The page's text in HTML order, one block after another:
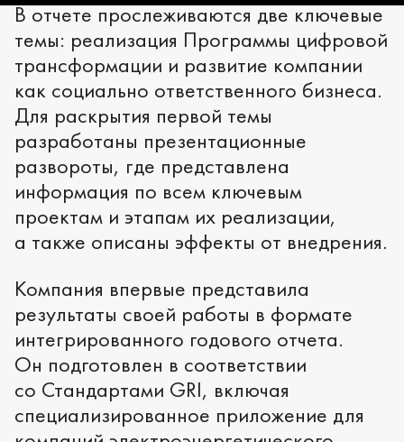
В отчете прослеживаются две ключевые
темы: реализация Программы цифровой
трансформации и развитие компании
как социально ответственного бизнеса.
Для раскрытия первой темы
разработаны презентационные
развороты, где представлена
информация по всем ключевым
проектам и этапам их реализации,
а также описаны эффекты от внедрения.
Компания впервые представила
результаты своей работы в формате
интегрированного годового отчета.
Он подготовлен в соответствии
со Стандартами GRI, включая
специализированное приложение для